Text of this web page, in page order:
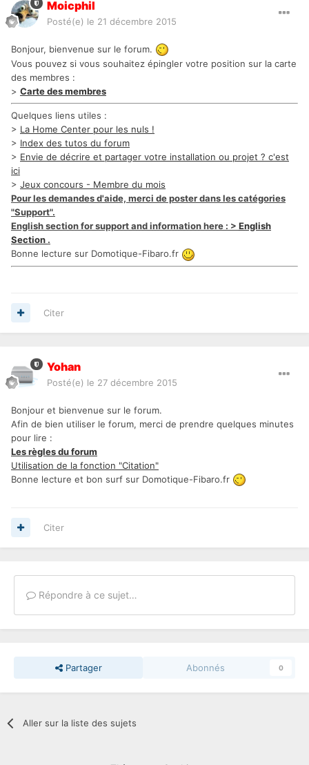
Moicphil
Posté(e) le 21 décembre 2015
Bonjour, bienvenue sur le forum.
Vous pouvez si vous souhaitez épingler votre position sur la carte
des membres :
> Carte des membres
Quelques liens utiles :
> La Home Center pour les nuls !
> Index des tutos du forum
> Envie de décrire et partager votre installation ou projet ? c'est
ici
> Jeux concours - Membre du mois
Pour les demandes d'aide, merci de poster dans les catégories
"Support".
English section for support and information here : > English
Section .
Bonne lecture sur Domotique-Fibaro.fr
Citer
Yohan
Posté(e) le 27 décembre 2015
Bonjour et bienvenue sur le forum.
Afin de bien utiliser le forum, merci de prendre quelques minutes
pour lire :
Les règles du forum
Utilisation de la fonction "Citation"
Bonne lecture et bon surf sur Domotique-Fibaro.fr
Citer
Répondre à ce sujet…
Partager Abonnés 0
Aller sur la liste des sujets